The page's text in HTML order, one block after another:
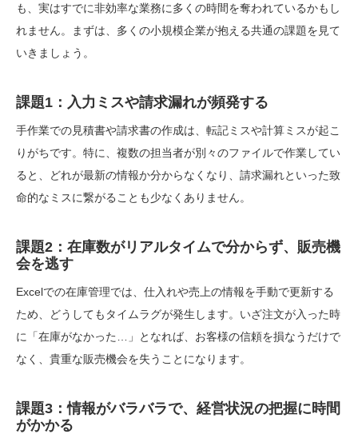
も、実はすでに非効率な業務に多くの時間を奪われているかもし
れません。まずは、多くの小規模企業が抱える共通の課題を見て
いきましょう。
課題1：入力ミスや請求漏れが頻発する
手作業での見積書や請求書の作成は、転記ミスや計算ミスが起こ
りがちです。特に、複数の担当者が別々のファイルで作業してい
ると、どれが最新の情報か分からなくなり、請求漏れといった致
命的なミスに繋がることも少なくありません。
課題2：在庫数がリアルタイムで分からず、販売機
会を逃す
Excelでの在庫管理では、仕入れや売上の情報を手動で更新する
ため、どうしてもタイムラグが発生します。いざ注文が入った時
に「在庫がなかった…」となれば、お客様の信頼を損なうだけで
なく、貴重な販売機会を失うことになります。
課題3：情報がバラバラで、経営状況の把握に時間
がかかる